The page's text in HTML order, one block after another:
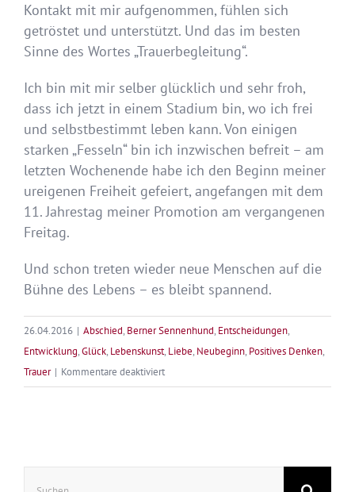
Kontakt mit mir aufgenommen, fühlen sich
getröstet und unterstützt. Und das im besten
Sinne des Wortes „Trauerbegleitung“.
Ich bin mit mir selber glücklich und sehr froh,
dass ich jetzt in einem Stadium bin, wo ich frei
und selbstbestimmt leben kann. Von einigen
starken „Fesseln“ bin ich inzwischen befreit – am
letzten Wochenende habe ich den Beginn meiner
ureigenen Freiheit gefeiert, angefangen mit dem
11. Jahrestag meiner Promotion am vergangenen
Freitag.
Und schon treten wieder neue Menschen auf die
Bühne des Lebens – es bleibt spannend.
26.04.2016 | Abschied,Berner Sennenhund,Entscheidungen,
Entwicklung,Glück,Lebenskunst,Liebe,Neubeginn,Positives Denken,
Trauer | Kommentare deaktiviertfür
Bühne